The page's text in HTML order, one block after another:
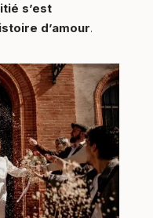
s’est
d’amour.